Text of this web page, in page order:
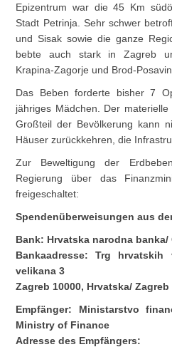
Epizentrum war die 45 Km
Stadt Petrinja. Sehr schwer
und Sisak sowie die ganze
bebte auch stark in Zagreb
Krapina-Zagorje und Brod-
Das Beben forderte bisher 7
jähriges Mädchen. Der
Großteil der Bevölkerung kann
Häuser zurückkehren, die
Zur Beweltigung der
Regierung über das
freigeschaltet:
Spendenüberweisungen aus
Bank: Hrvatska narodna
Bankaadresse: Trg
velikana 3
Zagreb 10000, Hrvatska/
Empfänger: Ministarstvo
Ministry of Finance
Adresse des Empfängers: